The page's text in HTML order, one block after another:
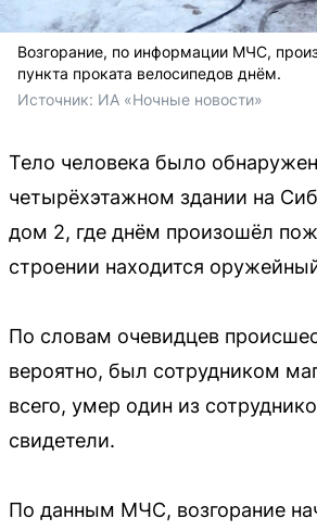
Возгорание, по информации МЧС,
пункта проката велосипедов днём.
Источник: ИА «Ночные новости»
Тело человека было
четырёхэтажном здании на
дом 2, где днём произошёл
строении находится
По словам очевидцев
вероятно, был сотрудником
всего, умер один из
свидетели.
По данным МЧС, возгорание